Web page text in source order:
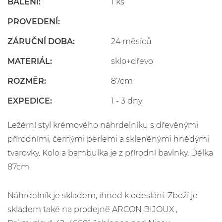
PROVEDENÍ:
ZÁRUČNÍ DOBA: 24 měsíců
MATERIÁL: sklo+dřevo
ROZMĚR: 87cm
EXPEDICE: 1 - 3 dny
Ležérní styl krémového náhrdelníku s dřevěnými
přírodními, černými perlemi a skleněnými hnědými
tvarovky. Kolo a bambulka je z přírodní bavlnky. Délka
87cm.
Náhrdelník je skladem, ihned k odeslání. Zboží je
skladem také na prodejně ARCON BIJOUX ,